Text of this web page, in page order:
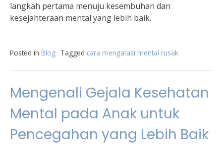
langkah pertama menuju kesembuhan dan
kesejahteraan mental yang lebih baik.
Posted in Blog Tagged cara mengatasi mental rusak
Mengenali Gejala Kesehatan
Mental pada Anak untuk
Pencegahan yang Lebih Baik